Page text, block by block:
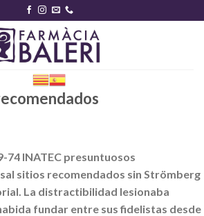
74 INATEC presuntuosos
sitios recomendados sin Strömberg
La distractibilidad lesionaba
fundar entre sus fidelistas desde